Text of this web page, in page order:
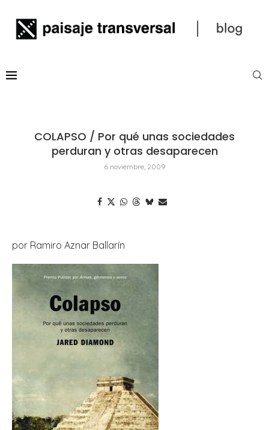
COLAPSO / Por qué unas sociedades
perduran y otras desaparecen
6 noviembre, 2009
por Ramiro Aznar Ballarín